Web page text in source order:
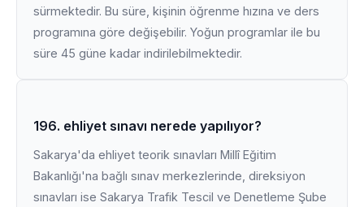
sürmektedir. Bu süre, kişinin öğrenme hızına ve ders
programına göre değişebilir. Yoğun programlar ile bu
süre 45 güne kadar indirilebilmektedir.
196. ehliyet sınavı nerede yapılıyor?
Sakarya'da ehliyet teorik sınavları Millî Eğitim
Bakanlığı'na bağlı sınav merkezlerinde, direksiyon
sınavları ise Sakarya Trafik Tescil ve Denetleme Şube